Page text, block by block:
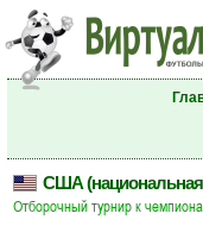
США
Отборочный турнир к